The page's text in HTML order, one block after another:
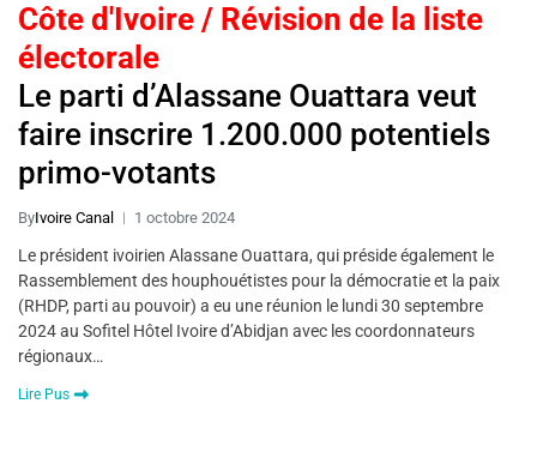
Côte d'Ivoire / Révision de la liste
électorale
Le parti d’Alassane Ouattara veut
faire inscrire 1.200.000 potentiels
primo-votants
ByIvoire Canal 1 octobre 2024
Le président ivoirien Alassane Ouattara, qui préside également le
Rassemblement des houphouétistes pour la démocratie et la paix
(RHDP, parti au pouvoir) a eu une réunion le lundi 30 septembre
2024 au Sofitel Hôtel Ivoire d’Abidjan avec les coordonnateurs
régionaux…
Lire Pus